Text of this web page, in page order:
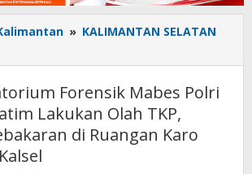
» KALIMANTAN SELATAN
Forensik Mabes Polri
Lakukan Olah TKP,
di Ruangan Karo